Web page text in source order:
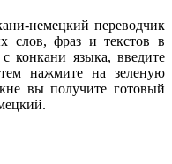
немецкий переводчик
слов, фраз и текстов в
конкани языка, введите
нажмите на зеленую
вы получите готовый